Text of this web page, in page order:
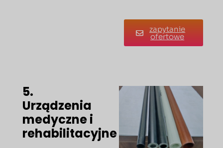
zapytanie
ofertowe
5.
Urządzenia
medyczne i
rehabilitacyjne